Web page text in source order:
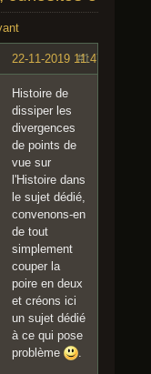
#1
22-11-2019 11:47:32
Histoire de
dissiper les
divergences
de points de
vue sur
l'Histoire dans
le sujet dédié,
convenons-en
de tout
simplement
couper la
poire en deux
et créons ici
un sujet dédié
à ce qui pose
problème